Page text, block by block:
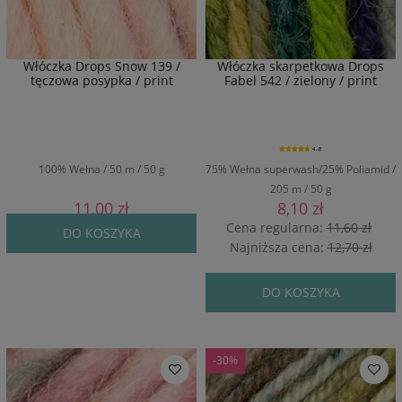
Włóczka Drops Snow 139 /
tęczowa posypka / print
100% Wełna / 50 m / 50 g
11,00 zł
DO KOSZYKA
Włóczka skarpetkowa Drops
Fabel 542 / zielony / print
75% Wełna superwash/25% Poliamid /
205 m / 50 g
4.8
8,10 zł
Cena regularna:11,60 zł
Najniższa cena:12,70 zł
DO KOSZYKA
-30%